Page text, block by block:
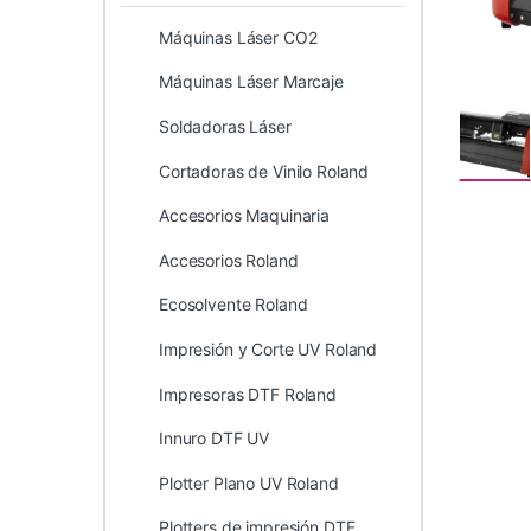
Máquinas Láser CO2
Máquinas Láser Marcaje
Soldadoras Láser
Cortadoras de Vinilo Roland
Accesorios Maquinaria
Accesorios Roland
Ecosolvente Roland
Impresión y Corte UV Roland
Impresoras DTF Roland
Innuro DTF UV
Plotter Plano UV Roland